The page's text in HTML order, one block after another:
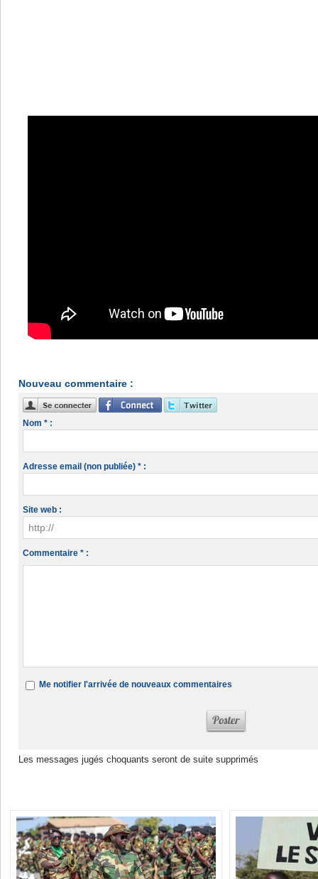
Nouveau commentaire :
Nom * :
Adresse email (non publiée) * :
Site web :
Commentaire * :
Me notifier l'arrivée de nouveaux commentaires
Les messages jugés choquants seront de suite supprimés